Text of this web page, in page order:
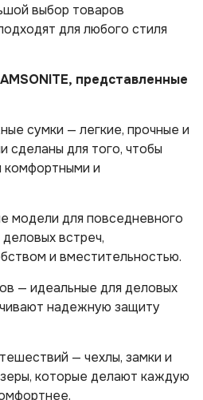
выбор товаров
для любого стиля
представленные
сумки — легкие, прочные и
сделаны для того, чтобы
комфортными и
модели для повседневного
встреч,
и вместительностью.
— идеальные для деловых
надежную защиту
— чехлы, замки и
которые делают каждую